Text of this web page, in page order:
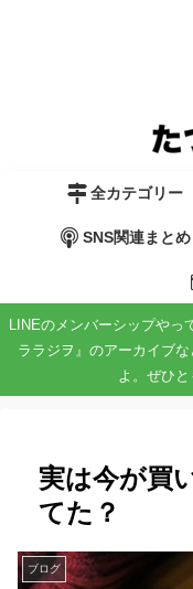
全カテゴリー
SNS関連まとめ
LINEのメンバーシップやっ
ララジヲ』のアーカイブ
よ。ぜひ
実は今が買
てた？
ブログ